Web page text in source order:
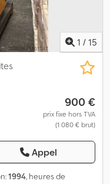
1 / 15
900 €
prix fixe hors TVA
(1 080 € brut)
Appel
1994, heures de